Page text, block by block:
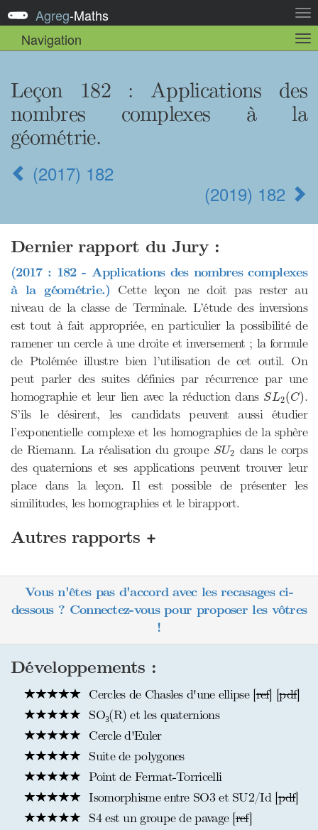
la
Agreg-Maths
Navigation
la
Leçon 182 : Applications des
nombres complexes à la
géométrie.
(2017) 182
(2019) 182
Dernier rapport du Jury :
(2017 : 182 - Applications des nombres complexes
à la géométrie.) Cette leçon ne doit pas rester au
niveau de la classe de Terminale. L’étude des inversions
est tout à fait appropriée, en particulier la possibilité de
ramener un cercle à une droite et inversement ; la formule
de Ptolémée illustre bien l’utilisation de cet outil. On
peut parler des suites définies par récurrence par une
homographie et leur lien avec la réduction dans SL2(C)
SL (C).
S’ils le désirent, les candidats peuvent aussi étudier
l’exponentielle complexe et les homographies de la sphère
de Riemann. La réalisation du groupe SU2
SU2 dans le corps
des quaternions et ses applications peuvent trouver leur
place dans la leçon. Il est possible de présenter les
similitudes, les homographies et le birapport.
Autres rapports +
Vous n'êtes pas d'accord avec les recasages ci-
dessous ? Connectez-vous pour proposer les vôtres
!
Développements :
Cercles de Chasles d'une ellipse [ref] [pdf]
SO₃(R) et les quaternions
Cercle d'Euler
Suite de polygones
Point de Fermat-Torricelli
Isomorphisme entre SO3 et SU2/Id [pdf]
S4 est un groupe de pavage [ref]